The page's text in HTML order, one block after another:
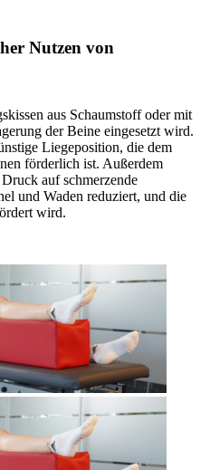
Nutzen von
aus Schaumstoff oder mit
der Beine eingesetzt wird.
Liegeposition, die dem
förderlich ist. Außerdem
auf schmerzende
und Waden reduziert, und die
wird.